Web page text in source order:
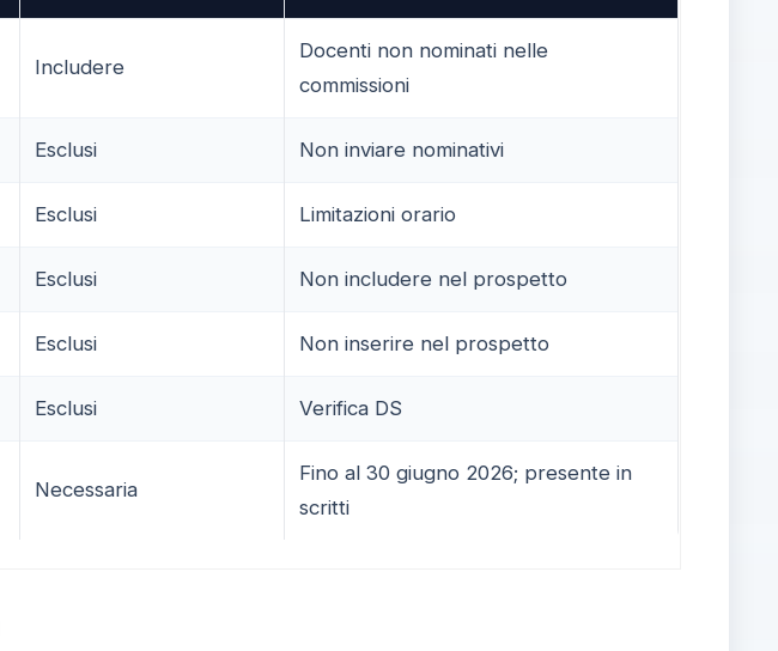
Includere
Docenti non nominati nelle
commissioni
Esclusi Non inviare nominativi
Esclusi Limitazioni orario
Esclusi Non includere nel prospetto
Esclusi Non inserire nel prospetto
Esclusi Verifica DS
Necessaria
Fino al 30 giugno 2026; presente in
scritti